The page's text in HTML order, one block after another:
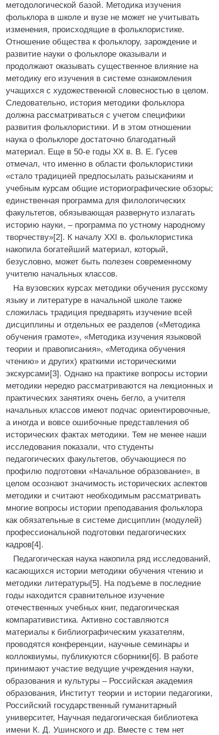
методологической базой. Методика изучения
фольклора в школе и вузе не может не учитывать
изменения, происходящие в фольклористике.
Отношение общества к фольклору, зарождение и
развитие науки о фольклоре оказывали и
продолжают оказывать существенное влияние на
методику его изучения в системе ознакомления
учащихся с художественной словесностью в целом.
Следовательно, история методики фольклора
должна рассматриваться с учетом специфики
развития фольклористики. И в этом отношении
наука о фольклоре достаточно благодатный
материал. Еще в 50-е годы XX в. В. Е. Гусев
отмечал, что именно в области фольклористики
«стало традицией предпосылать разысканиям и
учебным курсам общие историографические обзоры;
единственная программа для филологических
факультетов, обязывающая развернуто излагать
историю науки, – программа по устному народному
творчеству»[2]. К началу XXI в. фольклористика
накопила богатейший материал, который,
безусловно, может быть полезен современному
учителю начальных классов.
На вузовских курсах методики обучения русскому
языку и литературе в начальной школе также
сложилась традиция предварять изучение всей
дисциплины и отдельных ее разделов («Методика
обучения грамоте», «Методика изучения языковой
теории и правописания», «Методика обучения
чтению» и других) краткими историческими
экскурсами[3]. Однако на практике вопросы истории
методики нередко рассматриваются на лекционных и
практических занятиях очень бегло, а учителя
начальных классов имеют подчас ориентировочные,
а иногда и вовсе ошибочные представления об
исторических фактах методики. Тем не менее наши
исследования показали, что студенты
педагогических факультетов, обучающиеся по
профилю подготовки «Начальное образование», в
целом осознают значимость исторических аспектов
методики и считают необходимым рассматривать
многие вопросы истории преподавания фольклора
как обязательные в системе дисциплин (модулей)
профессиональной подготовки педагогических
кадров[4].
Педагогическая наука накопила ряд исследований,
касающихся истории методики обучения чтению и
методики литературы[5]. На подъеме в последние
годы находится сравнительное изучение
отечественных учебных книг, педагогическая
компаративистика. Активно составляются
материалы к библиографическим указателям,
проводятся конференции, научные семинары и
коллоквиумы, публикуются сборники[6]. В работе
принимают участие ведущие учреждения науки,
образования и культуры – Российская академия
образования, Институт теории и истории педагогики,
Российский государственный гуманитарный
университет, Научная педагогическая библиотека
имени К. Д. Ушинского и др. Вместе с тем нет